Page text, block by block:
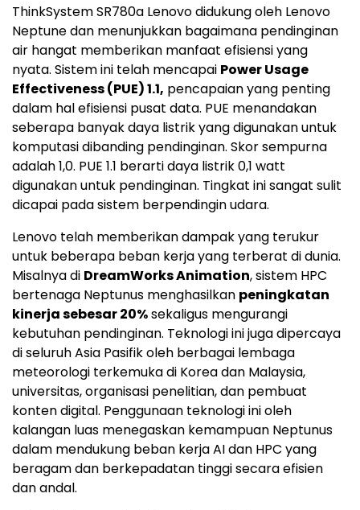
ThinkSystem SR780a Lenovo didukung oleh Lenovo
Neptune dan menunjukkan bagaimana pendinginan
air hangat memberikan manfaat efisiensi yang
nyata. Sistem ini telah mencapai Power Usage
Effectiveness (PUE) 1.1, pencapaian yang penting
dalam hal efisiensi pusat data. PUE menandakan
seberapa banyak daya listrik yang digunakan untuk
komputasi dibanding pendinginan. Skor sempurna
adalah 1,0. PUE 1.1 berarti daya listrik 0,1 watt
digunakan untuk pendinginan. Tingkat ini sangat sulit
dicapai pada sistem berpendingin udara.
Lenovo telah memberikan dampak yang terukur
untuk beberapa beban kerja yang terberat di dunia.
Misalnya di DreamWorks Animation, sistem HPC
bertenaga Neptunus menghasilkan peningkatan
kinerja sebesar 20%sekaligus mengurangi
kebutuhan pendinginan. Teknologi ini juga dipercaya
di seluruh Asia Pasifik oleh berbagai lembaga
meteorologi terkemuka di Korea dan Malaysia,
universitas, organisasi penelitian, dan pembuat
konten digital. Penggunaan teknologi ini oleh
kalangan luas menegaskan kemampuan Neptunus
dalam mendukung beban kerja AI dan HPC yang
beragam dan berkepadatan tinggi secara efisien
dan andal.